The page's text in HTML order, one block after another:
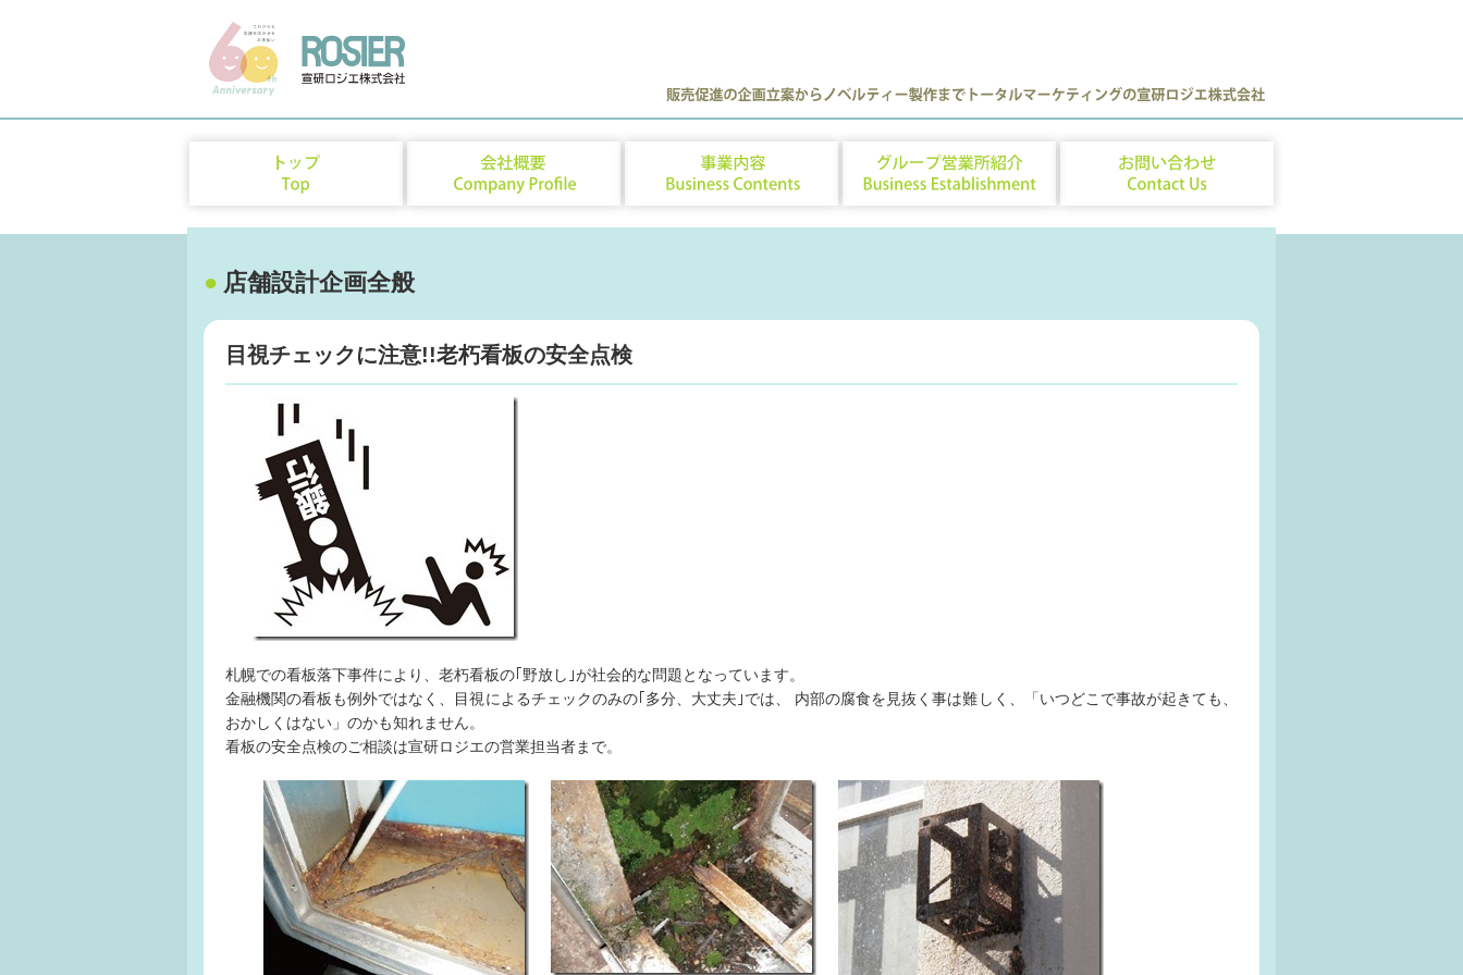
● 店舗設計企画全般
目視チェックに注意!!老朽看板の安全点検
札幌での看板落下事件により、老朽看板の｢野放し｣が社会的な問題となっています。
金融機関の看板も例外ではなく、目視によるチェックのみの｢多分、大丈夫｣では、 内部の腐食を見抜く事は難しく、「いつどこで事故が起きても、
おかしくはない」のかも知れません。
看板の安全点検のご相談は宣研ロジエの営業担当者まで。